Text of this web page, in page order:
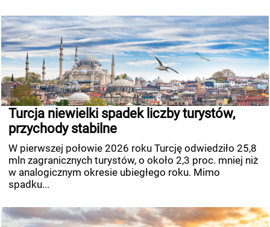
Turcja niewielki spadek liczby turystów,
przychody stabilne
W pierwszej połowie 2026 roku Turcję odwiedziło 25,8
mln zagranicznych turystów, o około 2,3 proc. mniej niż
w analogicznym okresie ubiegłego roku. Mimo
spadku...